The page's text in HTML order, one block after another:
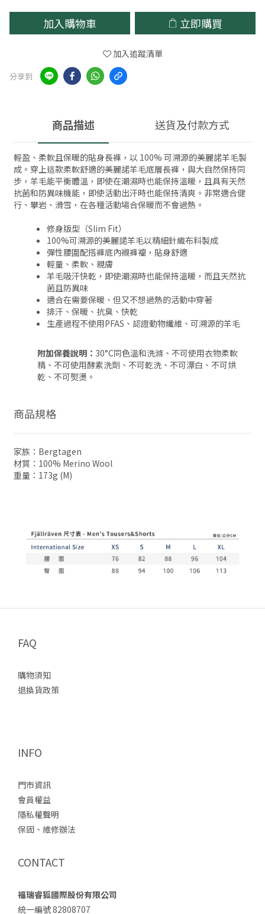
加入購物車 立即購買
加入追蹤清單
分享到
商品描述 送貨及付款方式
輕盈、柔軟且保暖的貼身長褲，以 100% 可溯源的美麗諾羊毛製
成。穿上這款柔軟舒適的美麗諾羊毛底層長褲，與大自然保持同
步，羊毛能平衡體溫，即使在潮濕時也能保持溫暖，且具有天然
抗菌和防異味機能，即使活動出汗時也能保持清爽。非常適合健
行、攀岩、滑雪，在各種活動場合保暖而不會過熱。
修身版型（Slim Fit）
100%可溯源的美麗諾羊毛以精細針織布料製成
彈性腰圍配搭褲底內襯褲襠，貼身舒適
輕量、柔軟、親膚
羊毛吸汗快乾，即使潮濕時也能保持溫暖，而且天然抗
菌且防異味
適合在需要保暖、但又不想過熱的活動中穿著
排汗、保暖、抗臭、快乾
生產過程不使用PFAS、認證動物纖維、可溯源的羊毛
附加保養說明： 30°C同色溫和洗滌、不可使用衣物柔軟
精、不可使用酵素洗劑、不可乾洗、不可漂白、不可烘
乾、不可熨燙。
商品規格
家族：Bergtagen
材質：100% Merino Wool
重量：173g (M)
FAQ
購物須知
退換貨政策
INFO
門市資訊
會員權益
隱私權聲明
保固、維修辦法
CONTACT
福瑞睿狐國際股份有限公司
統一編號 82808707